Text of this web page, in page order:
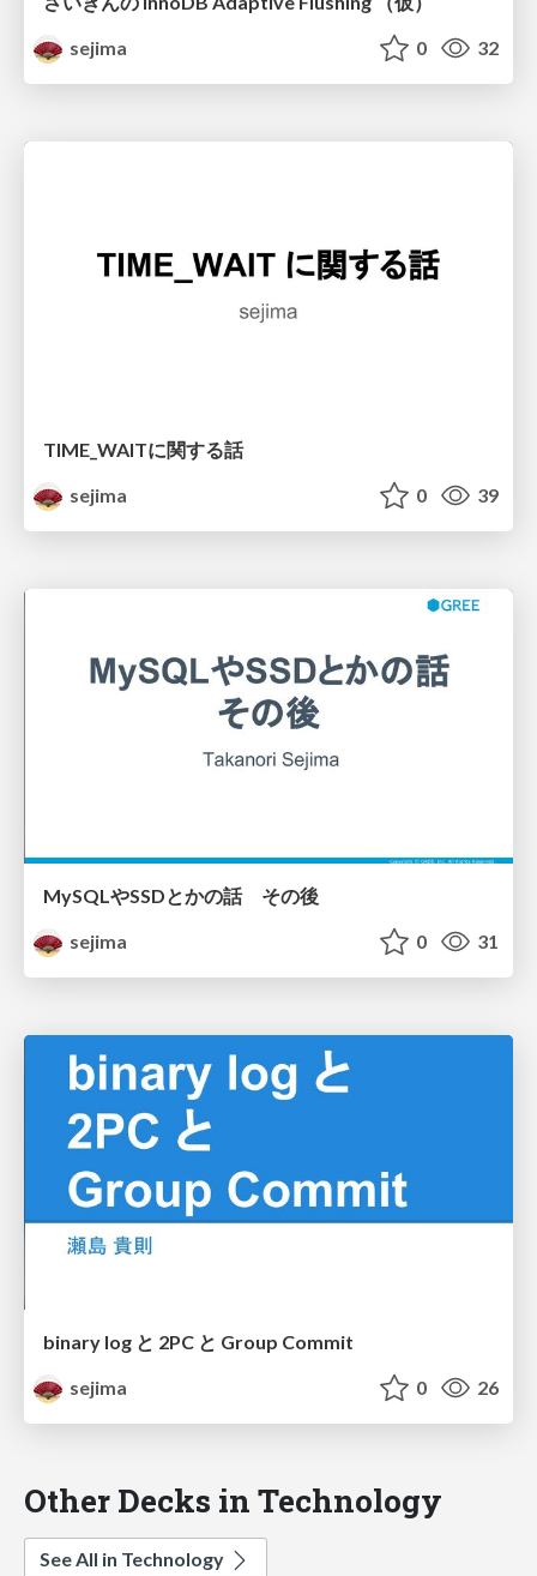
sejima
0 32
TIME_WAITに関する話
sejima
0 39
MySQLやSSDとかの話 その後
sejima
0 31
binary log と 2PC と Group Commit
sejima
0 26
Other Decks in Technology
See All in Technology